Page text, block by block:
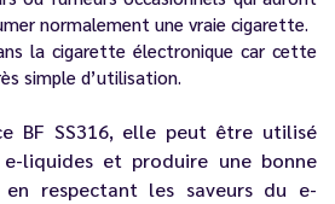
normalement une vraie cigarette.
la cigarette électronique car cette
simple d’utilisation.
BF SS316, elle peut être utilisé
e-liquideset produire une bonne
respectant les saveurs du e-